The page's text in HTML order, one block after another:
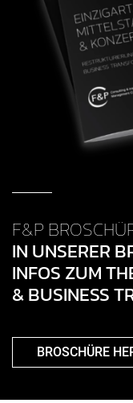
F&P
IN UNSERER
INFOS ZUM
& BUSINESS
BROSCHÜRE